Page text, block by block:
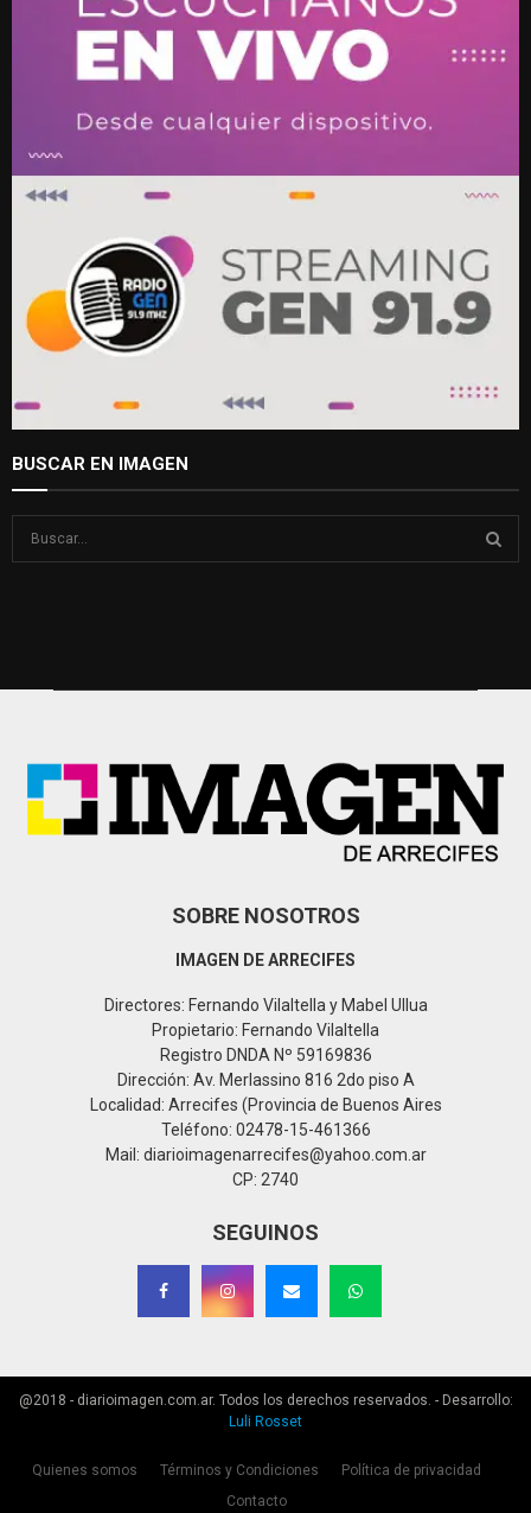
BUSCAR EN IMAGEN
SOBRE NOSOTROS
IMAGEN DE ARRECIFES
Directores: Fernando Vilaltella y Mabel Ullua
Propietario: Fernando Vilaltella
Registro DNDA Nº 59169836
Dirección: Av. Merlassino 816 2do piso A
Localidad: Arrecifes (Provincia de Buenos Aires
Teléfono: 02478-15-461366
Mail: diarioimagenarrecifes@yahoo.com.ar
CP: 2740
SEGUINOS
@2018 - diarioimagen.com.ar. Todos los derechos reservados. - Desarrollo:
Luli Rosset
Quienes somos Términos y Condiciones
Política de privacidad
Contacto